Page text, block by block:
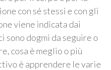
con sé stessi e con gli
viene indicata dai
sono dogmi da seguire o
cosa è meglio o più
è apprendere le varie